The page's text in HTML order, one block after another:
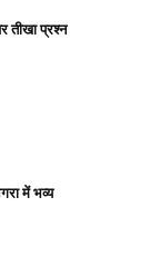
तीखा प्रश्न
में भव्य